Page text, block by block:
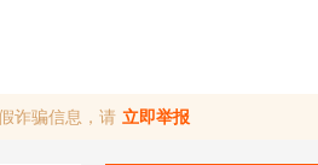
诈骗信息，请 立即举报